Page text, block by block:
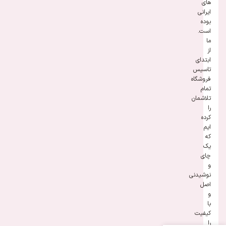
های
ایرانی
بوده
است.
ما
از
ابتدای
تاسیس
فروشگاه
تمام
تلاشمان
را
کرده
ایم
که
یک
چای
و
نوشیدنی
اصل
و
با
کیفیت
را